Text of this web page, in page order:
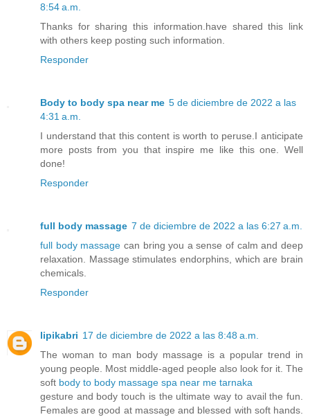
8:54 a.m.
Thanks for sharing this information.have shared this link
with others keep posting such information.
Responder
Body to body spa near me 5 de diciembre de 2022 a las
4:31 a.m.
I understand that this content is worth to peruse.I anticipate
more posts from you that inspire me like this one. Well
done!
Responder
full body massage 7 de diciembre de 2022 a las 6:27 a.m.
full body massage can bring you a sense of calm and deep
relaxation. Massage stimulates endorphins, which are brain
chemicals.
Responder
lipikabri 17 de diciembre de 2022 a las 8:48 a.m.
The woman to man body massage is a popular trend in
young people. Most middle-aged people also look for it. The
soft body to body massage spa near me tarnaka
gesture and body touch is the ultimate way to avail the fun.
Females are good at massage and blessed with soft hands.